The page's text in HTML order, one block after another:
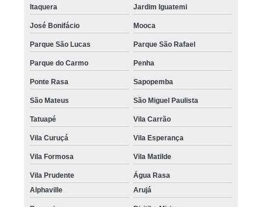
Itaquera Jardim Iguatemi
José Bonifácio Mooca
Parque São Lucas Parque São Rafael
Parque do Carmo Penha
Ponte Rasa Sapopemba
São Mateus São Miguel Paulista
Tatuapé Vila Carrão
Vila Curuçá Vila Esperança
Vila Formosa Vila Matilde
Vila Prudente
Água Rasa
Alphaville
Arujá